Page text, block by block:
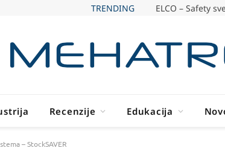
TRENDING ELCO – Safety
Recenzije Edukacija
– StockSAVER